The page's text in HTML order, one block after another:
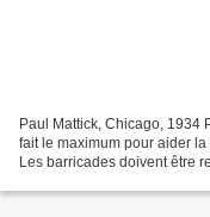
Paul Mattick, Chicago, 1934
fait le maximum pour aider
Les barricades doivent être